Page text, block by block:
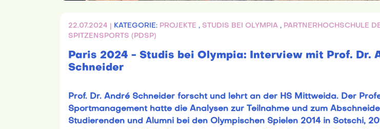
22.07.2024 | KATEGORIE: PROJEKTE , STUDIS BEI OLYMPIA , PARTNERHOCHSCHULE
SPITZENSPORTS (PDSP)
Paris 2024 - Studis bei Olympia: Interview mit Prof. Dr.
Schneider
Prof. Dr. André Schneider forscht und lehrt an der HS Mittweida. Der
Sportmanagement hatte die Analysen zur Teilnahme und zum
Studierenden und Alumni bei den Olympischen Spielen 2014 in Sotschi,